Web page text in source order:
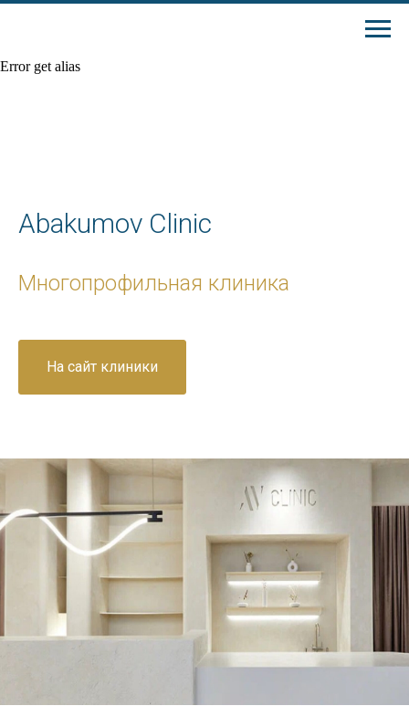
Error get alias
Abakumov Clinic
Многопрофильная клиника
На сайт клиники